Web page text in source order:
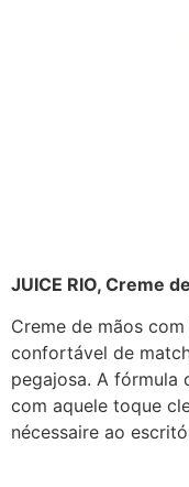
JUICE RIO, Creme
Creme de mãos
confortável de
pegajosa. A fórmula
com aquele toque
nécessaire ao